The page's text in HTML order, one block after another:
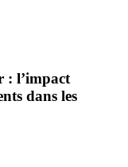
: l’impact
dans les